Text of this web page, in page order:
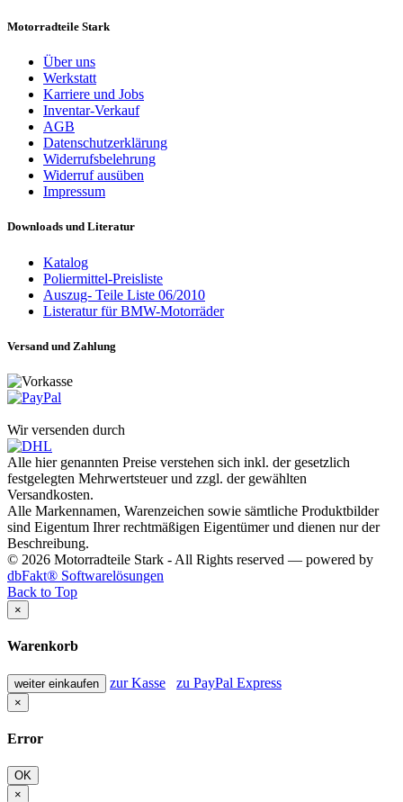
Motorradteile Stark
Über uns
Werkstatt
Karriere und Jobs
Inventar-Verkauf
AGB
Datenschutzerklärung
Widerrufsbelehrung
Widerruf ausüben
Impressum
Downloads und Literatur
Katalog
Poliermittel-Preisliste
Auszug- Teile Liste 06/2010
Listeratur für BMW-Motorräder
Versand und Zahlung
Wir versenden durch
Alle hier genannten Preise verstehen sich inkl. der gesetzlich
festgelegten Mehrwertsteuer und zzgl. der gewählten
Versandkosten.
Alle Markennamen, Warenzeichen sowie sämtliche Produktbilder
sind Eigentum Ihrer rechtmäßigen Eigentümer und dienen nur der
Beschreibung.
© 2026 Motorradteile Stark - All Rights reserved — powered by
dbFakt® Softwarelösungen
Back to Top
×
Warenkorb
weiter einkaufen zur Kasse zu PayPal Express
×
Error
OK
×